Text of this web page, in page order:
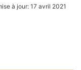
à jour: 17 avril 2021